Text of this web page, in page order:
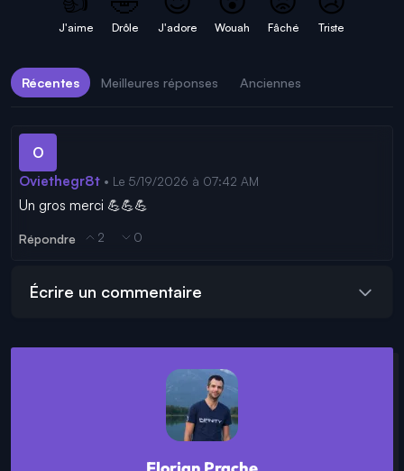
J'aime Drôle J'adore Wouah Fâché Triste
Récentes Meilleures réponses Anciennes
O
Oviethegr8t • Le 5/19/2026 à 07:42 AM
Un gros merci 💪💪💪
Répondre 2 0
Écrire un commentaire